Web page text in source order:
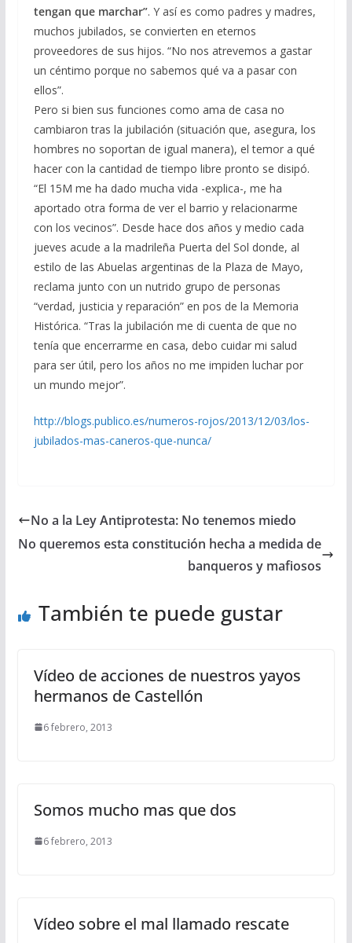
tengan que marchar”. Y así es como padres y madres,
muchos jubilados, se convierten en eternos
proveedores de sus hijos. “No nos atrevemos a gastar
un céntimo porque no sabemos qué va a pasar con
ellos”.
Pero si bien sus funciones como ama de casa no
cambiaron tras la jubilación (situación que, asegura, los
hombres no soportan de igual manera), el temor a qué
hacer con la cantidad de tiempo libre pronto se disipó.
“El 15M me ha dado mucha vida -explica-, me ha
aportado otra forma de ver el barrio y relacionarme
con los vecinos”. Desde hace dos años y medio cada
jueves acude a la madrileña Puerta del Sol donde, al
estilo de las Abuelas argentinas de la Plaza de Mayo,
reclama junto con un nutrido grupo de personas
“verdad, justicia y reparación” en pos de la Memoria
Histórica. “Tras la jubilación me di cuenta de que no
tenía que encerrarme en casa, debo cuidar mi salud
para ser útil, pero los años no me impiden luchar por
un mundo mejor”.
http://blogs.publico.es/numeros-rojos/2013/12/03/los-
jubilados-mas-caneros-que-nunca/
No a la Ley Antiprotesta: No tenemos miedo
No queremos esta constitución hecha a medida de
banqueros y mafiosos
También te puede gustar
Vídeo de acciones de nuestros yayos
hermanos de Castellón
6 febrero, 2013
Somos mucho mas que dos
6 febrero, 2013
Vídeo sobre el mal llamado rescate